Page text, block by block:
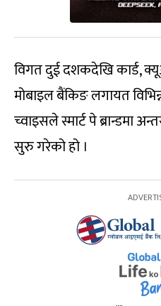
विगत दुई दशकदेखि कार्ड,
मोबाइल बैंकिङ लगायत
च्वाइसले स्मार्ट पे ब्रान्डमा
सुरु गरेको हो ।